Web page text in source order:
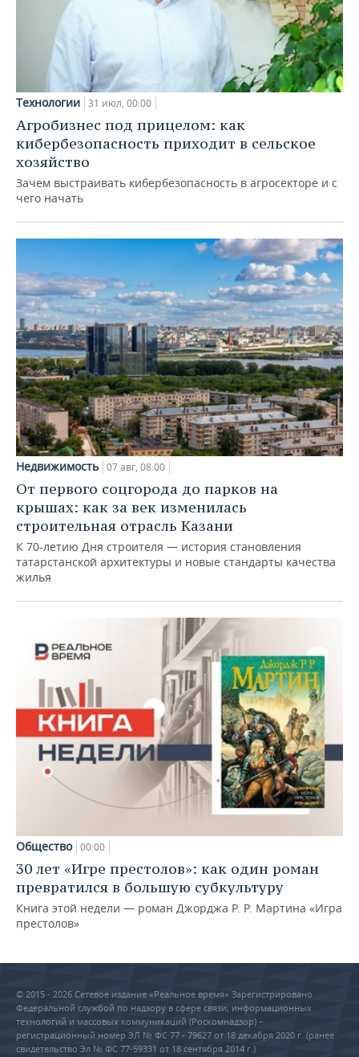
Технологии 31 июл, 00:00
Агробизнес под прицелом: как
кибербезопасность приходит в сельское
хозяйство
Зачем выстраивать кибербезопасность в агросекторе и с
чего начать
Недвижимость 07 авг, 08:00
От первого соцгорода до парков на
крышах: как за век изменилась
строительная отрасль Казани
К 70-летию Дня строителя — история становления
татарстанской архитектуры и новые стандарты качества
жилья
Общество 00:00
30 лет «Игре престолов»: как один роман
превратился в большую субкультуру
Книга этой недели — роман Джорджа Р. Р. Мартина «Игра
престолов»
© 2015 - 2026 Сетевое издание «Реальное время» Зарегистрировано
Федеральной службой по надзору в сфере связи, информационных
технологий и массовых коммуникаций (Роскомнадзор) –
регистрационный номер ЭЛ № ФС 77 - 79627 от 18 декабря 2020 г. (ранее
свидетельство Эл № ФС 77-59331 от 18 сентября 2014 г.)